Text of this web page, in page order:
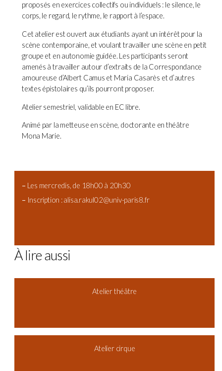
proposés en exercices collectifs ou individuels : le silence, le
corps, le regard, le rythme, le rapport à l’espace.
Cet atelier est ouvert aux étudiants ayant un intérêt pour la
scène contemporaine, et voulant travailler une scène en petit
groupe et en autonomie guidée. Les participants seront
amenés à travailler autour d’extraits de la Correspondance
amoureuse d’Albert Camus et Maria Casarès et d’autres
textes épistolaires qu’ils pourront proposer.
Atelier semestriel, validable en EC libre.
Animé par la metteuse en scène, doctorante en théâtre
Mona Marie.
– Les mercredis, de 18h00 à 20h30
– Inscription : alisa.rakul02@univ-paris8.fr
À lire aussi
Atelier théâtre
Atelier cirque